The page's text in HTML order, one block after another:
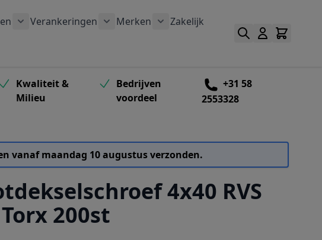
Verankeringen
Toon submenu voor Verankeringen categorie
Merken
Toon submenu voor Merken
Zakelijk
Kwaliteit &
Milieu
Bedrijven
voordeel
+31 58
2553328
vanaf maandag 10 augustus verzonden.
4x40 RVS
200st